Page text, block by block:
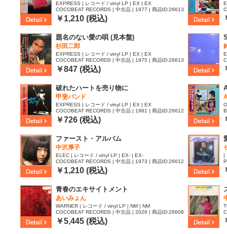
EXPRESS | レコード / vinyl LP | EX | EX
COCOBEAT RECORDS | 中古品 | 1977 | 商品ID:26613
81
￥1,210 (税込)
題名のない愛の唄 (見本盤)
杉田二郎
EXPRESS | レコード / vinyl LP | EX | EX
COCOBEAT RECORDS | 中古品 | 1975 | 商品ID:26613
77
￥847 (税込)
破れたハートを売り物に
甲斐バンド
EXPRESS | レコード / vinyl LP | EX | EX
COCOBEAT RECORDS | 中古品 | 1981 | 商品ID:26612
67
￥726 (税込)
ファースト・アルバム
中沢厚子
ELEC | レコード / vinyl LP | EX- | EX-
COCOBEAT RECORDS | 中古品 | 1973 | 商品ID:26612
56
￥1,210 (税込)
|
青春のエキサイトメント
あいみょん
WARNER | レコード / vinyl LP | NM | NM
COCOBEAT RECORDS | 中古品 | 2026 | 商品ID:26608
37
￥5,445 (税込)